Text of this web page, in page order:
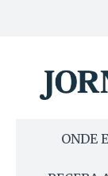
ONDE